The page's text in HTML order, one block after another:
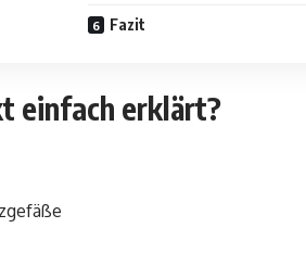
Fazit
einfach erklärt?